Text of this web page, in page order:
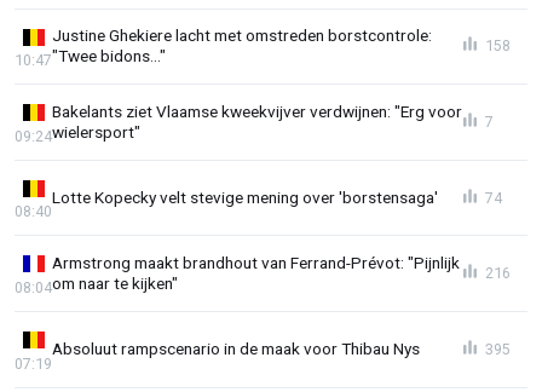
Justine Ghekiere lacht met omstreden borstcontrole:
"Twee bidons..."
10:47
158
Bakelants ziet Vlaamse kweekvijver verdwijnen: "Erg voor
wielersport"
09:24
7
Lotte Kopecky velt stevige mening over 'borstensaga'
08:40
74
Armstrong maakt brandhout van Ferrand-Prévot: "Pijnlijk
om naar te kijken"
08:04
216
Absoluut rampscenario in de maak voor Thibau Nys
07:19
395